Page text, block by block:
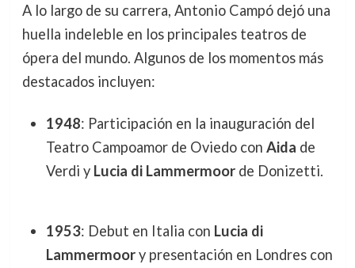
A lo largo de su carrera, Antonio Campó dejó una
huella indeleble en los principales teatros de
ópera del mundo. Algunos de los momentos más
destacados incluyen:
1948: Participación en la inauguración del
Teatro Campoamor de Oviedo con Aida de
Verdi y Lucia di Lammermoorde Donizetti.
1953: Debut en Italia con Lucia di
Lammermoory presentación en Londres con